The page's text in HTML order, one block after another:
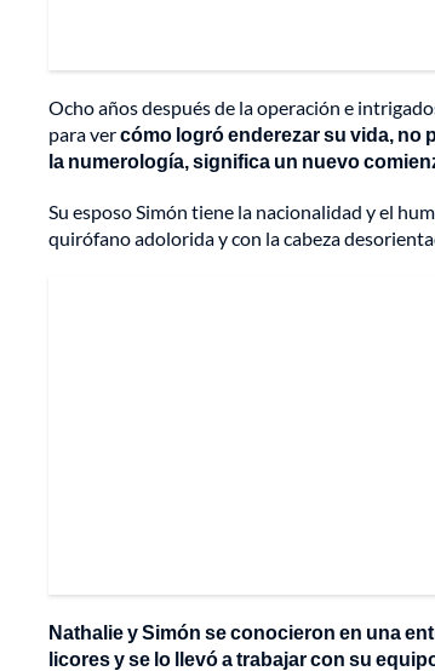
Ocho años después de la operación e
para vercómo logró enderezar su vida, no
la numerología, significa un nuevo
Su esposo Simón tiene la nacionalidad y el
quirófano adolorida y con la cabeza
Nathalie y Simón se conocieron en una
licores y se lo llevó a trabajar con su